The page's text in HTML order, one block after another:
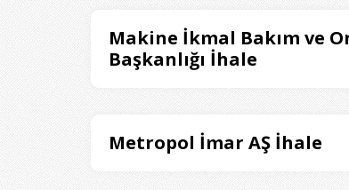
Makine İkmal Bakım ve
Başkanlığı İhale
Metropol İmar AŞ İhale